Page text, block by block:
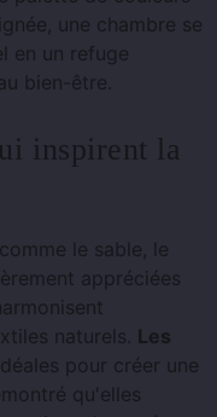
une chambre se
en un refuge
bien-être.
inspirent la
comme le sable, le
appréciées
naturels. Les
pour créer une
qu'elles